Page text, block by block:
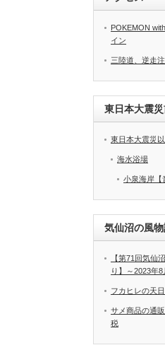
POKEMON
イン
三陸道、逆走注
東日本大震
東日本大震災
海水浴場
小泉海岸【
気仙沼の風
【第71回気仙
り】～2023年
フカヒレの天日
サメ商品の通
税